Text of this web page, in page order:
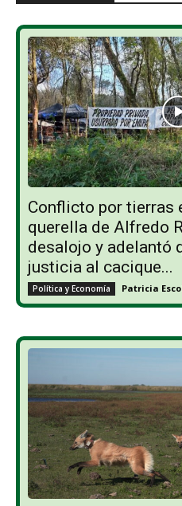
Conflicto por tierras
querella de Alfredo
desalojo y adelantó
justicia al cacique...
Política y Economía Patricia